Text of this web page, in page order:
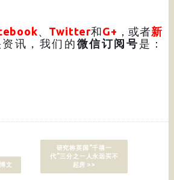
、 Twitter和G+ ，或者新
讯，我们的 微信订阅号 是：
文
研究称英国“千禧一
代”三分之一人永远买不
起房 >>